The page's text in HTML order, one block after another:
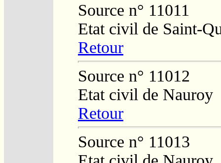
Source n° 11011
Etat civil de Saint-
Retour
Source n° 11012
Etat civil de Nauroy
Retour
Source n° 11013